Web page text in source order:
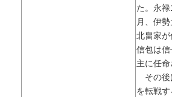
た。永
月、伊
北畠家が
信包は
主に任命
その後
を転戦